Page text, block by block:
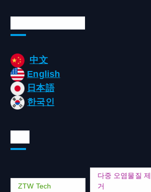
中文
English
日本語
한국인
ZTW Tech
다중 오염물질 제
거